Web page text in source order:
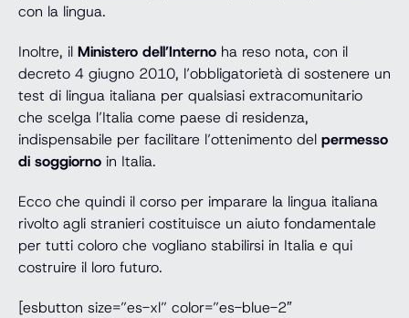
con la lingua.
Inoltre, il Ministero dell’Interno ha reso nota, con il
decreto 4 giugno 2010, l’obbligatorietà di sostenere un
test di lingua italiana per qualsiasi extracomunitario
che scelga l’Italia come paese di residenza,
indispensabile per facilitare l’ottenimento del permesso
di soggiorno in Italia.
Ecco che quindi il corso per imparare la lingua italiana
rivolto agli stranieri costituisce un aiuto fondamentale
per tutti coloro che vogliano stabilirsi in Italia e qui
costruire il loro futuro.
[esbutton size=”es-xl” color=”es-blue-2″